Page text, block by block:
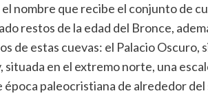
nombre que recibe el conjunto de
restos de la edad del Bronce,
de estas cuevas: el Palacio Oscuro,
situada en el extremo norte, una
época paleocristiana de alrededor